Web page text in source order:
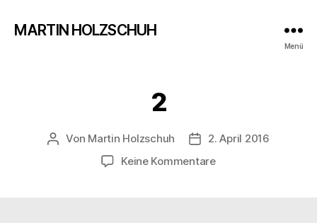
MARTIN HOLZSCHUH
Menü
2
Beitragsautor
Von Martin Holzschuh
2. April 2016
Keine Kommentarezu